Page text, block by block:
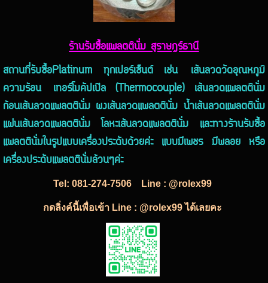
ร้านรับซื้อแพลตตินั่ม สุราษฎร์ธานี
สถานที่รับซื้อPlatinum ทุกเปอร์เซ็นต์ เช่น เส้นลวดวัดอุณหภูมิ
ความร้อน เทอร์โมคัปเปิล (Thermocouple) เส้นลวดแพลตตินั่ม
ก้อนเส้นลวดแพลตตินั่ม ผงเส้นลวดแพลตตินั่ม น้ำเส้นลวดแพลตตินั่ม
แผ่นเส้นลวดแพลตตินั่ม โลหะเส้นลวดแพลตตินั่ม และทางร้านรับซื้อ
แพลตตินั่มในรูปแบบเครื่องประดับด้วยค่ะ แบบมีเพชร มีพลอย หรือ
เครื่องประดับแพลตตินั่มล้วนๆค่ะ
Tel:081-274-7506 Line : @rolex99
กดลิ่งค์นี้เพื่อเข้า Line : @rolex99 ได้เลยคะ